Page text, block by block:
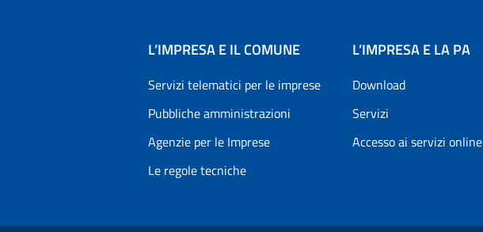
L’IMPRESA E IL COMUNE
Servizi telematici per le imprese
Pubbliche amministrazioni
Agenzie per le Imprese
Le regole tecniche
L’IMPRESA E LA PA
Download
Servizi
Accesso ai servizi online